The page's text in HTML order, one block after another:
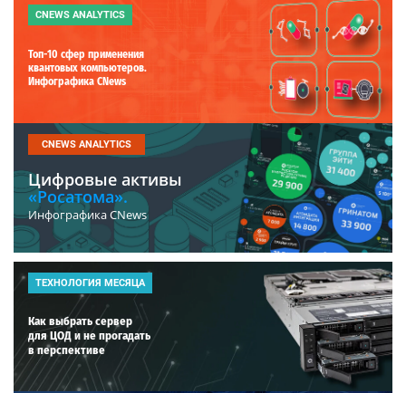
CNEWS ANALYTICS
Топ-10 сфер применения
квантовых компьютеров.
Инфографика CNews
CNEWS ANALYTICS
Цифровые активы
«Росатома».
Инфографика CNews
ТЕХНОЛОГИЯ МЕСЯЦА
Как выбрать сервер
для ЦОД и не прогадать
в перспективе